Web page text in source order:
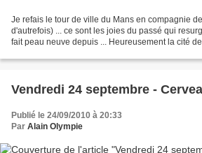
Je refais le tour de ville du Mans en compagnie
d'autrefois) ... ce sont les joies du passé qui
fait peau neuve depuis ... Heureusement la cité
Vendredi 24 septembre -
Publié le 24/09/2010 à 20:33
Par Alain Olympie